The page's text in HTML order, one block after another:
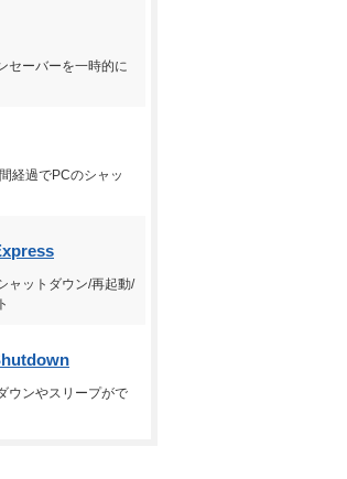
セーバーを一時的に
経過でPCのシャッ
ャットダウン/再起動/
ウンやスリープがで